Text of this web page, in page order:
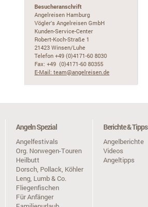
Besucheranschrift
Angelreisen Hamburg
Vögler's Angelreisen GmbH
Kunden-Service-Center
Robert-Koch-Straße 1
21423 Winsen/Luhe
Telefon +49 (0)4171-60 8030
Fax: +49 (0)4171-60 80355
E-Mail: team@angelreisen.de
Angeln Spezial
Angelfestivals
Org. Norwegen-Touren
Heilbutt
Dorsch, Pollack, Köhler
Leng, Lumb & Co.
Fliegenfischen
Für Anfänger
Berichte & Tipps
Angelberichte
Videos
Angeltipps